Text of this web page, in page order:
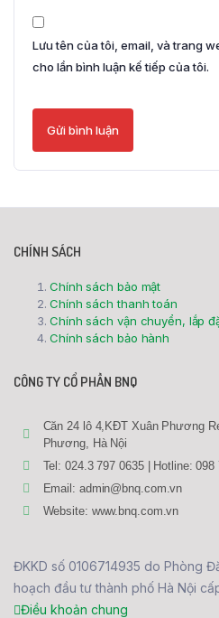
Lưu tên của tôi, email, và trang
cho lần bình luận kế tiếp của tôi.
CHÍNH SÁCH
Chính sách bảo mật
Chính sách thanh toán
Chính sách vận chuyển, lắp
Chính sách bảo hành
CÔNG TY CỔ PHẦN BNQ
Căn 24 lô 4,KĐT Xuân Phương
Phương, Hà Nội
Tel: 024.3 797 0635 | Hotline: 098
Email: admin@bnq.com.vn
Website: www.bnq.com.vn
ĐKKD số 0106714935 do Phòng
hoạch đầu tư thành phố Hà Nội
Điều khoản chung